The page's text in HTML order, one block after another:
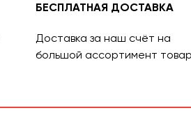
БЕСПЛАТНАЯ ДОСТАВКА
Доставка за наш счёт на
большой ассортимент